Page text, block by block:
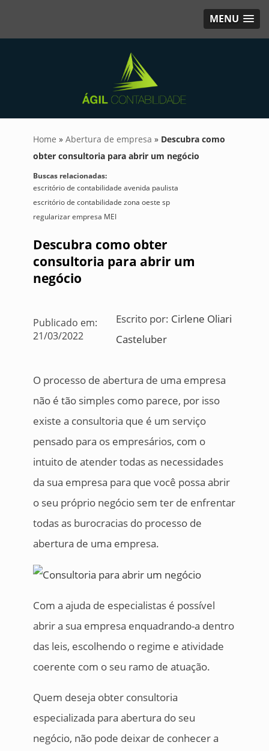
MENU
Home » Abertura de empresa » Descubra como
obter consultoria para abrir um negócio
Buscas relacionadas:
escritório de contabilidade avenida paulista
escritório de contabilidade zona oeste sp
regularizar empresa MEI
Descubra como obter
consultoria para abrir um
negócio
Publicado em:
21/03/2022
Escrito por: Cirlene Oliari
Casteluber
O processo de abertura de uma empresa
não é tão simples como parece, por isso
existe a consultoria que é um serviço
pensado para os empresários, com o
intuito de atender todas as necessidades
da sua empresa para que você possa abrir
o seu próprio negócio sem ter de enfrentar
todas as burocracias do processo de
abertura de uma empresa.
Com a ajuda de especialistas é possível
abrir a sua empresa enquadrando-a dentro
das leis, escolhendo o regime e atividade
coerente com o seu ramo de atuação.
Quem deseja obter consultoria
especializada para abertura do seu
negócio, não pode deixar de conhecer a